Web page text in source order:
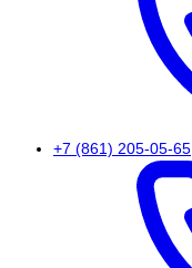
+7 (861) 205-05-65